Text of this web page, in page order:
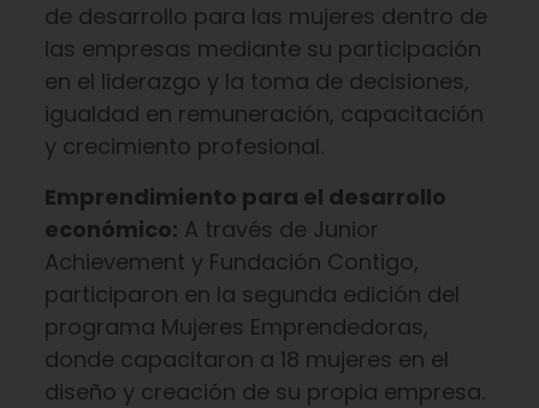
de desarrollo para las mujeres dentro de
las empresas mediante su participación
en el liderazgo y la toma de decisiones,
igualdad en remuneración, capacitación
y crecimiento profesional.
Emprendimiento para el desarrollo
económico: A través de Junior
Achievement y Fundación Contigo,
participaron en la segunda edición del
programa Mujeres Emprendedoras,
donde capacitaron a 18 mujeres en el
diseño y creación de su propia empresa.